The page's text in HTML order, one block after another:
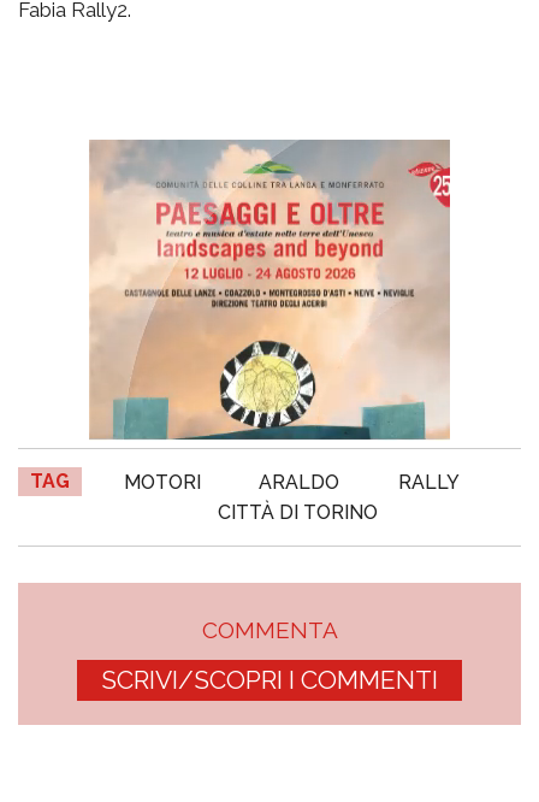
Fabia Rally2.
TAG MOTORI ARALDO
RALLY
CITTÀ DI TORINO
COMMENTA
SCRIVI/SCOPRI I COMMENTI